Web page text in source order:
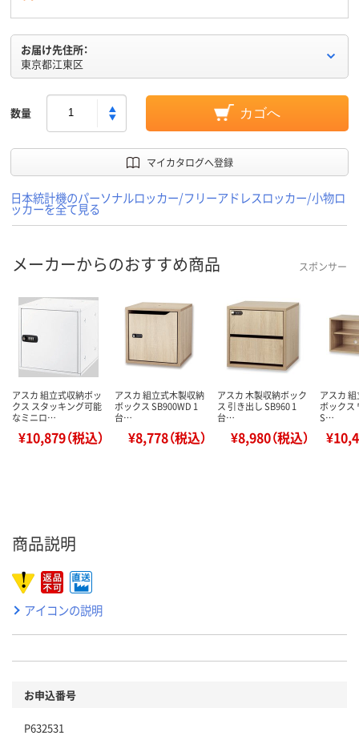
お届け先住所：
東京都江東区
数量 カゴへ
マイカタログへ登録
日本統計機のパーソナルロッカー/フリーアドレスロッカー/小物ロ
ッカーを全て見る
メーカーからのおすすめ商品 スポンサー
アスカ 組立式収納ボッ
クス スタッキング可能
なミニロ…
¥10,879（税込）
アスカ 組立式木製収納
ボックス SB900WD 1
台…
¥8,778（税込）
アスカ 木製収納ボック
ス 引き出し SB960 1
台…
¥8,980（税込）
アスカ
ボックス
S…
商品説明
アイコンの説明
お申込番号
P632531